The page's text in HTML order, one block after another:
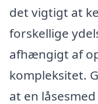
det vigtigt at
forskellige
afhængigt af
kompleksitet.
at en